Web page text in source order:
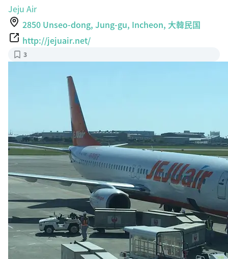
Jeju Air
2850 Unseo-dong, Jung-gu, Incheon, 大韓民国
http://jejuair.net/
3